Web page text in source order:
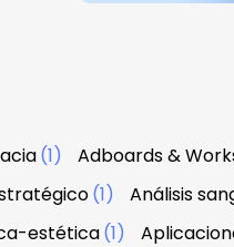
(1) Adboards &
(1) Análisis
estética(1)